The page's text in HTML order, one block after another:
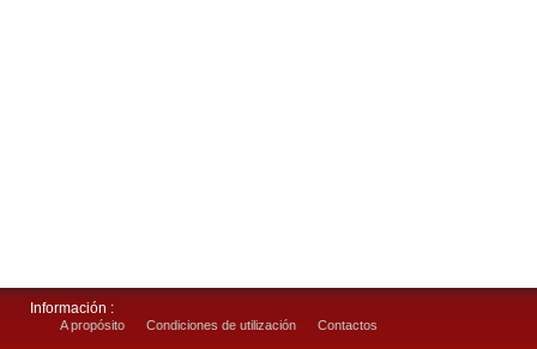
Información :
A propósito Condiciones de utilización Contactos